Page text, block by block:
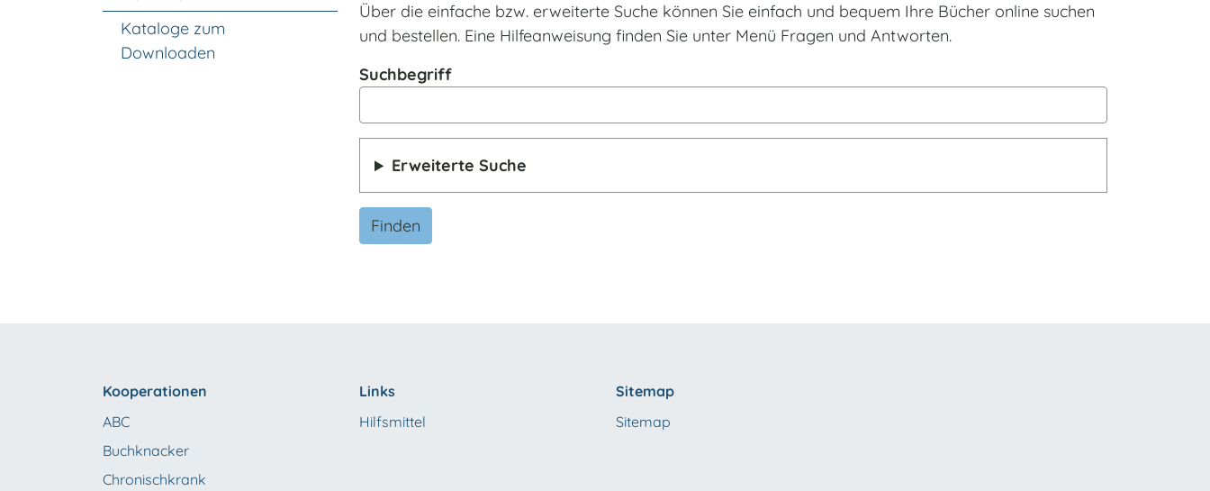
Über die einfache bzw. erweiterte Suche können Sie einfach und bequem Ihre Bücher online suchen
und bestellen. Eine Hilfeanweisung finden Sie unter Menü Fragen und Antworten.
Suchbegriff
Erweiterte Suche
Finden
Kataloge zum
Downloaden
Kooperationen
ABC
Buchknacker
Chronischkrank
Links
Hilfsmittel
Sitemap
Sitemap